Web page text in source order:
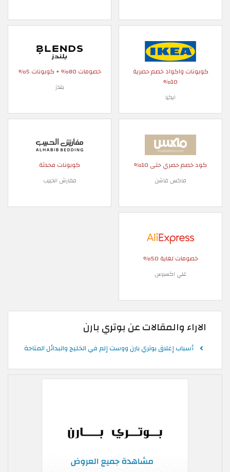
كوبونات واكواد خصم حصرية
10%
ايكيا
خصومات 80% + كوبونات 5%
بلندز
كود خصم حصري حتى 10%
ماكس فاشن
كوبونات محدثة
مفارش الحبيب
خصومات لغاية 50%
علي اكسبرس
الاراء والمقالات عن بوتري بارن
أسباب إغلاق بوتري بارن ووست إلم في الخليج والبدائل المتاحة